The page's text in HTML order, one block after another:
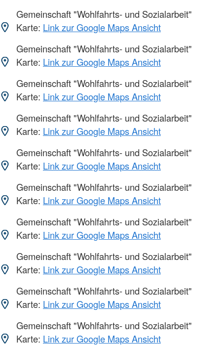
Gemeinschaft "Wohlfahrts- und Sozialarbeit"
Karte: Link zur Google Maps Ansicht
Gemeinschaft "Wohlfahrts- und Sozialarbeit"
Karte: Link zur Google Maps Ansicht
Gemeinschaft "Wohlfahrts- und Sozialarbeit"
Karte: Link zur Google Maps Ansicht
Gemeinschaft "Wohlfahrts- und Sozialarbeit"
Karte: Link zur Google Maps Ansicht
Gemeinschaft "Wohlfahrts- und Sozialarbeit"
Karte: Link zur Google Maps Ansicht
Gemeinschaft "Wohlfahrts- und Sozialarbeit"
Karte: Link zur Google Maps Ansicht
Gemeinschaft "Wohlfahrts- und Sozialarbeit"
Karte: Link zur Google Maps Ansicht
Gemeinschaft "Wohlfahrts- und Sozialarbeit"
Karte: Link zur Google Maps Ansicht
Gemeinschaft "Wohlfahrts- und Sozialarbeit"
Karte: Link zur Google Maps Ansicht
Gemeinschaft "Wohlfahrts- und Sozialarbeit"
Karte: Link zur Google Maps Ansicht